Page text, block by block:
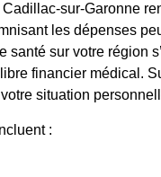
sur-Garonne
les dépenses
santé sur votre région
financier médical.
situation
: